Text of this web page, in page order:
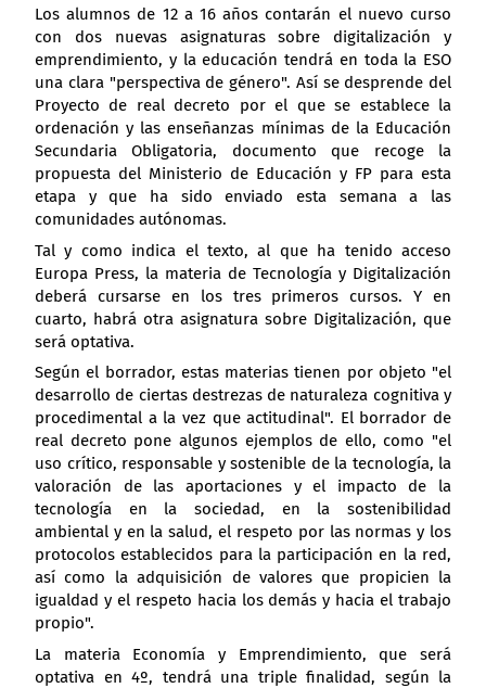
Los alumnos de 12 a 16 años contarán el nuevo curso
con dos nuevas asignaturas sobre digitalización y
emprendimiento, y la educación tendrá en toda la ESO
una clara "perspectiva de género". Así se desprende del
Proyecto de real decreto por el que se establece la
ordenación y las enseñanzas mínimas de la Educación
Secundaria Obligatoria, documento que recoge la
propuesta del Ministerio de Educación y FP para esta
etapa y que ha sido enviado esta semana a las
comunidades autónomas.
Tal y como indica el texto, al que ha tenido acceso
Europa Press, la materia de Tecnología y Digitalización
deberá cursarse en los tres primeros cursos. Y en
cuarto, habrá otra asignatura sobre Digitalización, que
será optativa.
Según el borrador, estas materias tienen por objeto "el
desarrollo de ciertas destrezas de naturaleza cognitiva y
procedimental a la vez que actitudinal". El borrador de
real decreto pone algunos ejemplos de ello, como "el
uso crítico, responsable y sostenible de la tecnología, la
valoración de las aportaciones y el impacto de la
tecnología en la sociedad, en la sostenibilidad
ambiental y en la salud, el respeto por las normas y los
protocolos establecidos para la participación en la red,
así como la adquisición de valores que propicien la
igualdad y el respeto hacia los demás y hacia el trabajo
propio".
La materia Economía y Emprendimiento, que será
optativa en 4º, tendrá una triple finalidad, según la